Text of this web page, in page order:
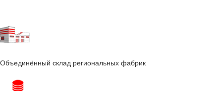
Объединённый склад региональных фабрик